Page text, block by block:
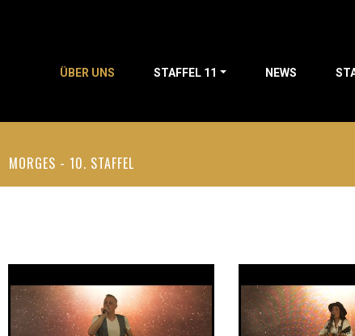
ÜBER UNS STAFFEL 11 NEWS
MORGES - 10. STAFFEL